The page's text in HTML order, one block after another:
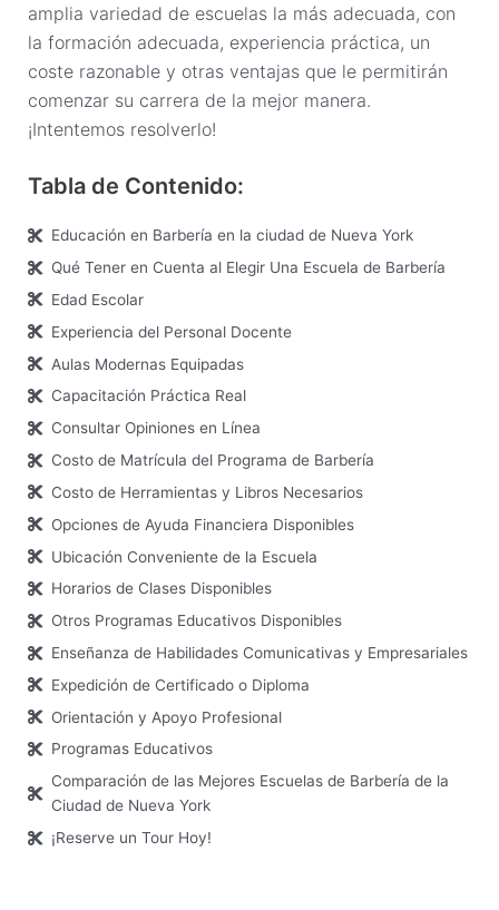
amplia variedad de escuelas la más adecuada, con
la formación adecuada, experiencia práctica, un
coste razonable y otras ventajas que le permitirán
comenzar su carrera de la mejor manera.
¡Intentemos resolverlo!
Tabla de Contenido:
Educación en Barbería en la ciudad de Nueva York
Qué Tener en Cuenta al Elegir Una Escuela de Barbería
Edad Escolar
Experiencia del Personal Docente
Aulas Modernas Equipadas
Capacitación Práctica Real
Consultar Opiniones en Línea
Costo de Matrícula del Programa de Barbería
Costo de Herramientas y Libros Necesarios
Opciones de Ayuda Financiera Disponibles
Ubicación Conveniente de la Escuela
Horarios de Clases Disponibles
Otros Programas Educativos Disponibles
Enseñanza de Habilidades Comunicativas y Empresariales
Expedición de Certificado o Diploma
Orientación y Apoyo Profesional
Programas Educativos
Comparación de las Mejores Escuelas de Barbería de la
Ciudad de Nueva York
¡Reserve un Tour Hoy!